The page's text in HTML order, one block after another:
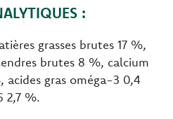
:
grasses brutes 17 %,
brutes 8 %, calcium
acides gras oméga-3 0,4
2,7 %.